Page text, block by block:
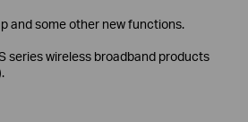
and some other new functions.
series wireless broadband products